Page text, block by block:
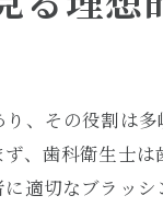
設備や技術
信頼できる
長期的なケ
、その役割は
、歯科衛生士
適切なブラッ